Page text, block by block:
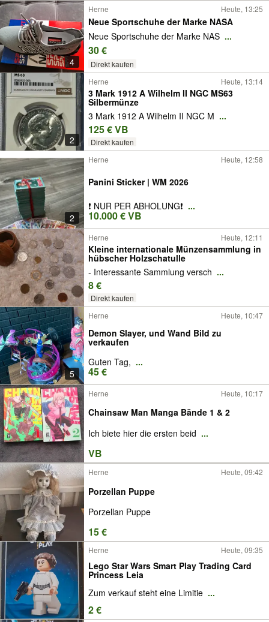
4
Herne Heute, 13:25
Neue Sportschuhe der Marke NASA
Neue Sportschuhe der Marke NAS ...
30 €
Direkt kaufen
2
Herne Heute, 13:14
3 Mark 1912 A Wilhelm II NGC MS63
Silbermünze
3 Mark 1912 A Wilhelm II NGC M ...
125 € VB
Direkt kaufen
2
Herne Heute, 12:58
Panini Sticker | WM 2026
❗️ NUR PER ABHOLUNG❗️ ...
10.000 € VB
Herne Heute, 12:11
Kleine internationale Münzensammlung in
hübscher Holzschatulle
- Interessante Sammlung versch ...
8 €
Direkt kaufen
5
Herne Heute, 10:47
Demon Slayer, und Wand Bild zu
verkaufen
Guten Tag, ...
45 €
Herne Heute, 10:17
Chainsaw Man Manga Bände 1 & 2
Ich biete hier die ersten beid ...
VB
Herne Heute, 09:42
Porzellan Puppe
Porzellan Puppe
15 €
Herne Heute, 09:35
Lego Star Wars Smart Play Trading Card
Princess Leia
Zum verkauf steht eine Limitie ...
2 €